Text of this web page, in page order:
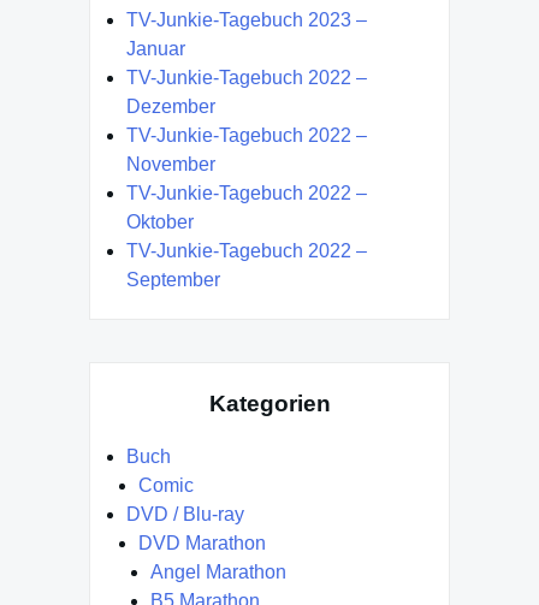
TV-Junkie-Tagebuch 2023 –
Januar
TV-Junkie-Tagebuch 2022 –
Dezember
TV-Junkie-Tagebuch 2022 –
November
TV-Junkie-Tagebuch 2022 –
Oktober
TV-Junkie-Tagebuch 2022 –
September
Kategorien
Buch
Comic
DVD / Blu-ray
DVD Marathon
Angel Marathon